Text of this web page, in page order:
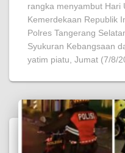
rangka menyambut Hari
Kemerdekaan Republik
Polres Tangerang
Syukuran Kebangsaan
yatim piatu, Jumat (7/8/